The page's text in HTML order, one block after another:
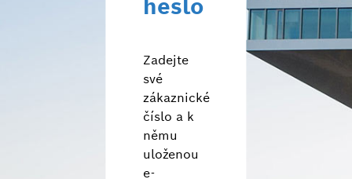
magyar (hu)
italiano (it)
日本語 (ja)
한국어 (ko)
heslo
Zadejte
své
zákaznické
číslo a k
němu
uloženou
e-